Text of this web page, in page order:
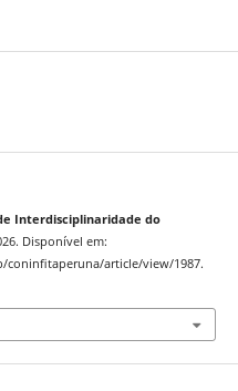
Interdisciplinaridade do
Disponível em:
article/view/1987.